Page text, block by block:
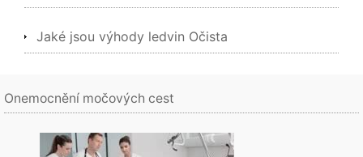
Jaké jsou výhody ledvin Očista
Onemocnění močových cest